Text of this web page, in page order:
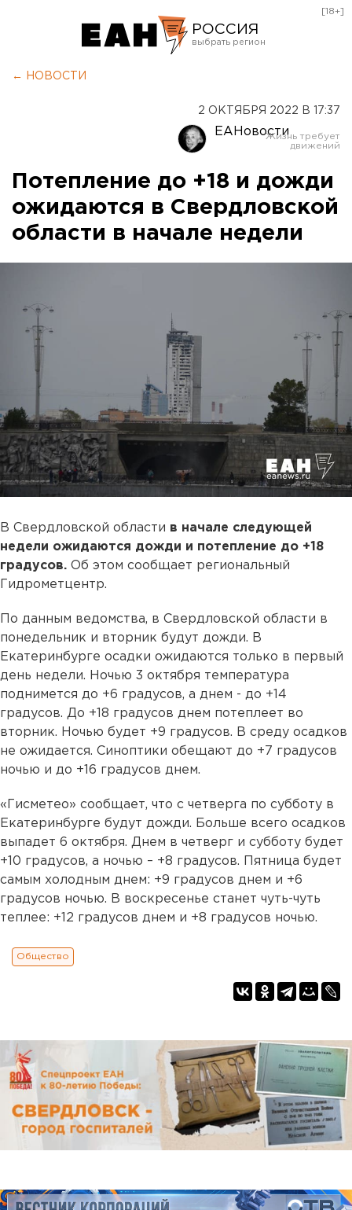
РОССИЯ
Оренбург
[18+]
← НОВОСТИ
2 ОКТЯБРЯ 2022 В 17:37
ЕАНовости
Потепление до +18 и дожди
ожидаются в Свердловской
области в начале недели
В Свердловской области в начале следующей
недели ожидаются дожди и потепление до +18
градусов. Об этом сообщает региональный
Гидрометцентр.
По данным ведомства, в Свердловской области в
понедельник и вторник будут дожди. В
Екатеринбурге осадки ожидаются только в первый
день недели. Ночью 3 октября температура
поднимется до +6 градусов, а днем - до +14
градусов. До +18 градусов днем потеплеет во
вторник. Ночью будет +9 градусов. В среду осадков
не ожидается. Синоптики обещают до +7 градусов
ночью и до +16 градусов днем.
«Гисметео» сообщает, что с четверга по субботу в
Екатеринбурге будут дожди. Больше всего осадков
выпадет 6 октября. Днем в четверг и субботу будет
+10 градусов, а ночью – +8 градусов. Пятница будет
самым холодным днем: +9 градусов днем и +6
градусов ночью. В воскресенье станет чуть-чуть
теплее: +12 градусов днем и +8 градусов ночью.
Общество